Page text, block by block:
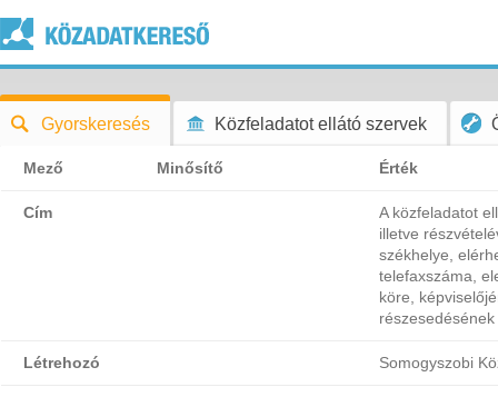
Gyorskeresés Közfeladatot ellátó szervek
Mező Minősítő Érték
Cím
A közfeladatot
illetve
székhelye,
telefaxszáma,
köre,
Létrehozó Somogyszobi